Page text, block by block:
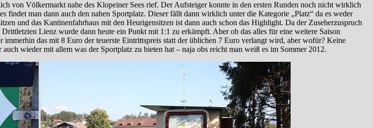
von Völkermarkt nahe des Klopeiner Sees rief. Der Aufsteiger konnte in den ersten Runden noch nicht wirklich
findet man dann auch den nahen Sportplatz. Dieser fällt dann wirklich unter die Kategorie „Platz“ da es weder
und das Kantinenfahrhaus mit den Heurigensitzen ist dann auch schon das Highlight. Da der Zuseherzuspruch
Lienz wurde dann heute ein Punkt mit 1:1 zu erkämpft. Aber ob das alles für eine weitere Saison
das mit 8 Euro der teuerste Eintrittspreis statt der üblichen 7 Euro verlangt wird, aber wofür? Keine
wieder mit allem was der Sportplatz zu bieten hat – naja obs reicht man weiß es im Sommer 2012.